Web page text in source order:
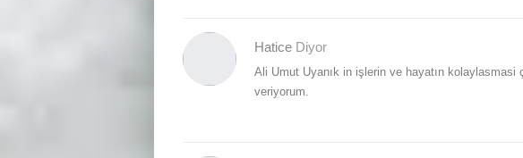
Hatice Diyor
Ali Umut Uyanık in işlerin ve hayatın kolaylasmasi
veriyorum.